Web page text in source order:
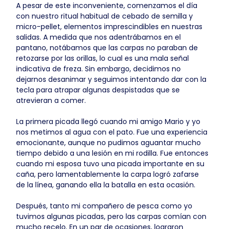
A pesar de este inconveniente, comenzamos el día
con nuestro ritual habitual de cebado de semilla y
micro-pellet, elementos imprescindibles en nuestras
salidas. A medida que nos adentrábamos en el
pantano, notábamos que las carpas no paraban de
retozarse por las orillas, lo cual es una mala señal
indicativa de freza. Sin embargo, decidimos no
dejarnos desanimar y seguimos intentando dar con la
tecla para atrapar algunas despistadas que se
atrevieran a comer.
La primera picada llegó cuando mi amigo Mario y yo
nos metimos al agua con el pato. Fue una experiencia
emocionante, aunque no pudimos aguantar mucho
tiempo debido a una lesión en mi rodilla. Fue entonces
cuando mi esposa tuvo una picada importante en su
caña, pero lamentablemente la carpa logró zafarse
de la línea, ganando ella la batalla en esta ocasión.
Después, tanto mi compañero de pesca como yo
tuvimos algunas picadas, pero las carpas comían con